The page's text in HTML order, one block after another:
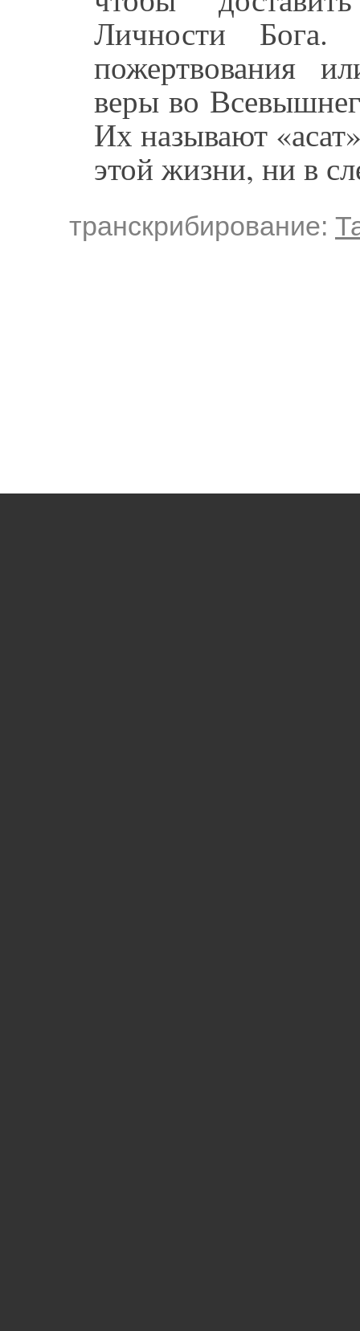
Личности Бога.
пожертвования
веры во
Их называют
этой жизни, ни в
транскрибирование: